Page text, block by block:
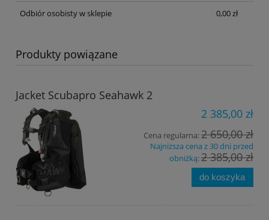
Odbiór osobisty w sklepie 0,00 zł
Produkty powiązane
Jacket Scubapro Seahawk 2
2 385,00 zł
Cena regularna:2 650,00 zł
Najniższa cena z 30 dni przed
obniżką:2 385,00 zł
do koszyka